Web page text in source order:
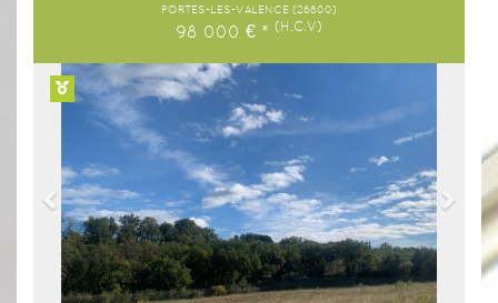
PORTES-LES-VALENCE (26800)
98 000 € * (H.C.V)
Previous